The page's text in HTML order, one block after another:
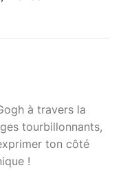
à travers la
tourbillonnants,
ton côté
!